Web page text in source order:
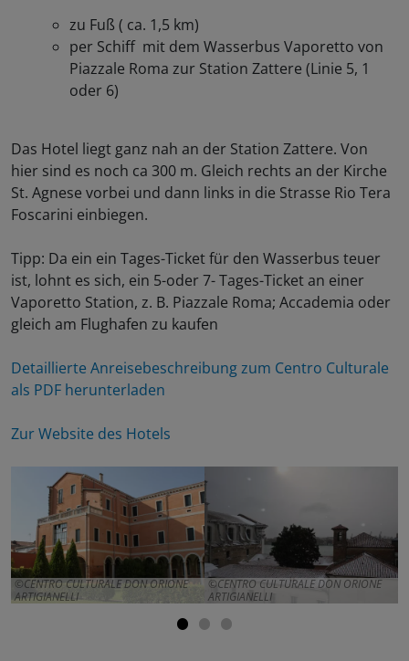
zu Fuß ( ca. 1,5 km)
per Schiff mit dem Wasserbus Vaporetto von
Piazzale Roma zur Station Zattere (Linie 5, 1
oder 6)
Das Hotel liegt ganz nah an der Station Zattere. Von
hier sind es noch ca 300 m. Gleich rechts an der Kirche
St. Agnese vorbei und dann links in die Strasse Rio Tera
Foscarini einbiegen.
Tipp: Da ein ein Tages-Ticket für den Wasserbus teuer
ist, lohnt es sich, ein 5-oder 7- Tages-Ticket an einer
Vaporetto Station, z. B. Piazzale Roma; Accademia oder
gleich am Flughafen zu kaufen
Detaillierte Anreisebeschreibung zum Centro Culturale
als PDF herunterladen
Zur Website des Hotels
CENTRO CULTURALE DON ORIONE
ARTIGIANELLI
CENTRO CULTURALE DON ORIONE
ARTIGIANELLI